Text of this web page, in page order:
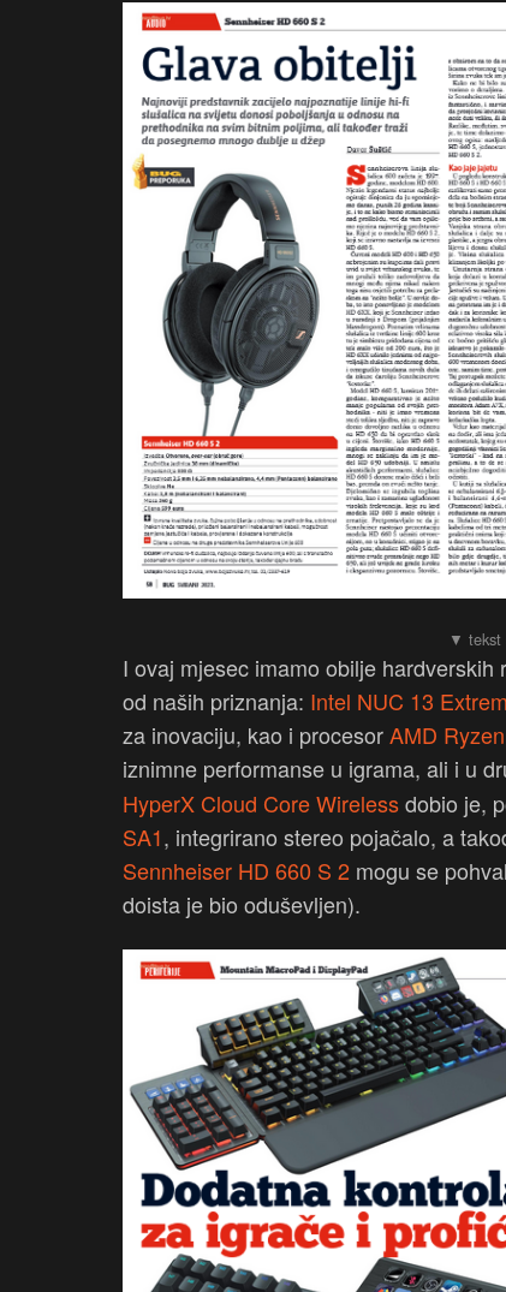
I ovaj mjesec imamo obilje
od naših priznanja: Intel NUC 13
za inovaciju, kao i procesorAMD
iznimne performanse u igrama, ali i u
HyperX Cloud Core Wirelessdobio je,
SA1, integrirano stereo pojačalo, a
Sennheiser HD 660 S 2 mogu se
doista je bio oduševljen).